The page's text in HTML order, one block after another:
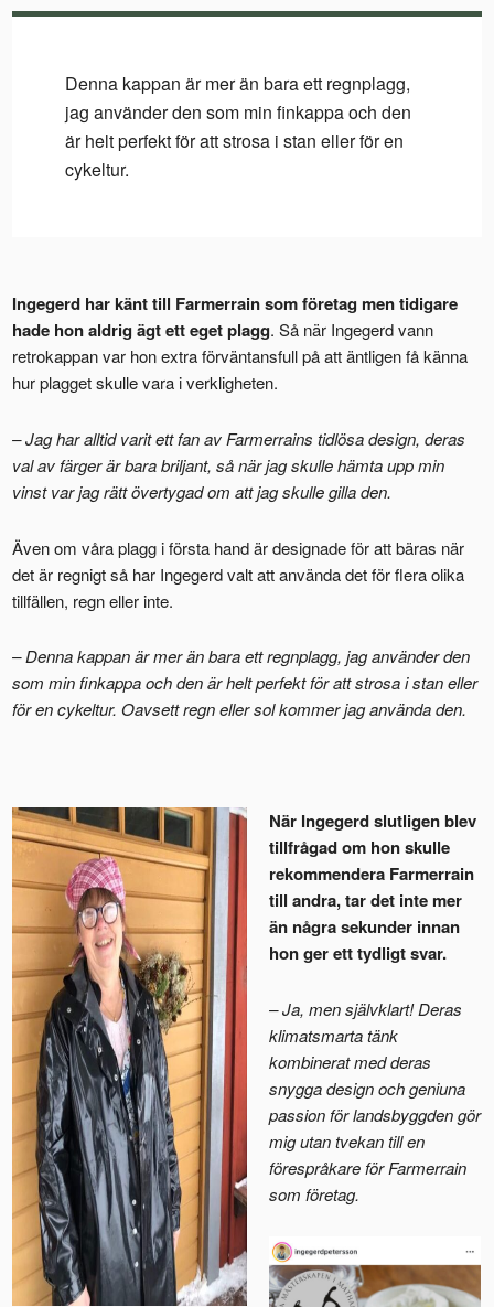
Denna kappan är mer än bara ett regnplagg,
jag använder den som min finkappa och den
är helt perfekt för att strosa i stan eller för en
cykeltur.
Ingegerd har känt till Farmerrain som företag men tidigare
hade hon aldrig ägt ett eget plagg. Så när Ingegerd vann
retrokappan var hon extra förväntansfull på att äntligen få känna
hur plagget skulle vara i verkligheten.
– Jag har alltid varit ett fan av Farmerrains tidlösa design, deras
val av färger är bara briljant, så när jag skulle hämta upp min
vinst var jag rätt övertygad om att jag skulle gilla den.
Även om våra plagg i första hand är designade för att bäras när
det är regnigt så har Ingegerd valt att använda det för flera olika
tillfällen, regn eller inte.
– Denna kappan är mer än bara ett regnplagg, jag använder den
som min finkappa och den är helt perfekt för att strosa i stan eller
för en cykeltur. Oavsett regn eller sol kommer jag använda den.
När Ingegerd slutligen blev
tillfrågad om hon skulle
rekommendera Farmerrain
till andra, tar det inte mer
än några sekunder innan
hon ger ett tydligt svar.
– Ja, men självklart! Deras
klimatsmarta tänk
kombinerat med deras
snygga design och geniuna
passion för landsbyggden gör
mig utan tvekan till en
förespråkare för Farmerrain
som företag.